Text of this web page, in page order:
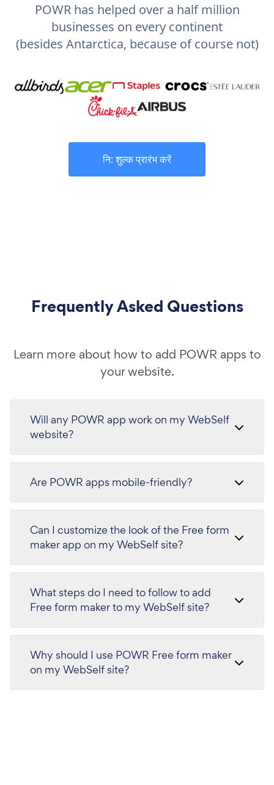
POWR has helped over a half million
businesses on every continent
(besides Antarctica, because of course not)
नि: शुल्क प्रारंभ करें
Frequently Asked Questions
Learn more about how to add POWR apps to
your website.
Will any POWR app work on my WebSelf
website?
Are POWR apps mobile-friendly?
Can I customize the look of the Free form
maker app on my WebSelf site?
What steps do I need to follow to add
Free form maker to my WebSelf site?
Why should I use POWR Free form maker
on my WebSelf site?